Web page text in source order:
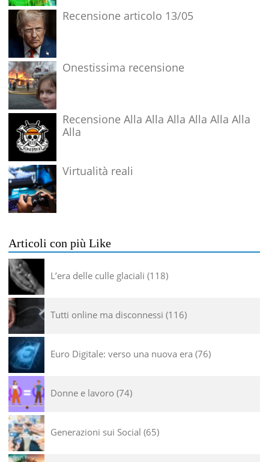
Recensione articolo 13/05
Onestissima recensione
Recensione Alla Alla Alla Alla Alla Alla
Alla
Virtualità reali
Articoli con più Like
L’era delle culle glaciali 118
Tutti online ma disconnessi 116
Euro Digitale: verso una nuova era 76
Donne e lavoro 74
Generazioni sui Social 65